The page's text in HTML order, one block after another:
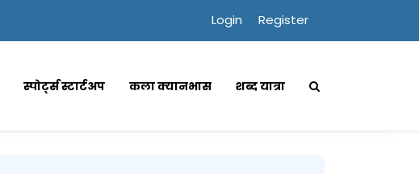
Login Register
स्पोर्ट्स स्टार्टअप कला क्यानभास शब्द यात्रा